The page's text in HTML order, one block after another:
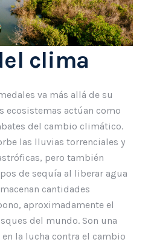
clima
va más allá de su
ecosistemas actúan como
del cambio climático.
las lluvias torrenciales y
pero también
de sequía al liberar agua
cantidades
aproximadamente el
del mundo. Son una
la lucha contra el cambio